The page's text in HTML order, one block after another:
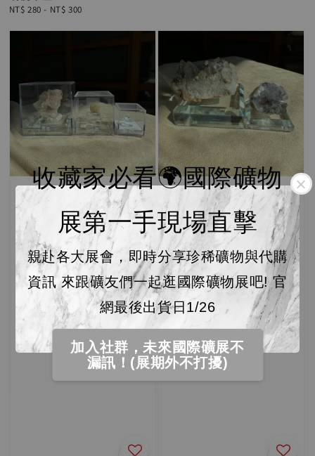
收藏家必看🌍國際礦物
展第一手現場直擊
親赴各大展會，即時分享珍稀礦物與代購
資訊 來跟礦友們一起逛國際礦物展吧! 官
網最後出貨日1/26
加入社群，未來國際礦展不
漏訊！(展期外不打擾)
Regular
NT$ 280 - NT$ 300